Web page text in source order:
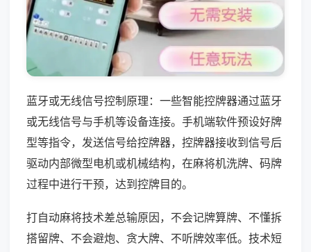
蓝牙或无线信号控制原理：一些智能控牌器通过蓝牙
或无线信号与手机等设备连接。手机端软件预设好牌
型等指令，发送信号给控牌器，控牌器接收到信号后
驱动内部微型电机或机械结构，在麻将机洗牌、码牌
过程中进行干预，达到控牌目的。
打自动麻将技术差总输原因，不会记牌算牌、不懂拆
搭留牌、不会避炮、贪大牌、不听牌效率低。技术短